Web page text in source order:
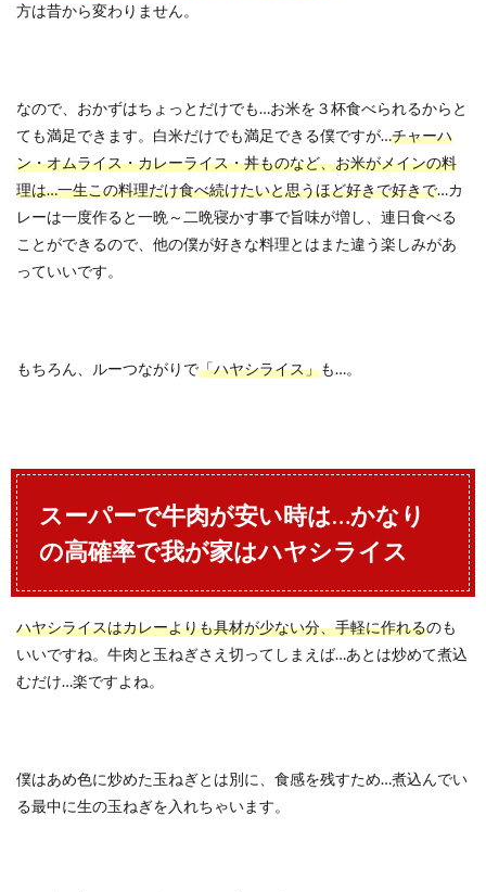
方は昔から変わりません。
なので、おかずはちょっとだけでも…お米を３杯食べられるからと
ても満足できます。白米だけでも満足できる僕ですが…チャーハ
ン・オムライス・カレーライス・丼ものなど、お米がメインの料
理は…一生この料理だけ食べ続けたいと思うほど好きで好きで…カ
レーは一度作ると一晩～二晩寝かす事で旨味が増し、連日食べる
ことができるので、他の僕が好きな料理とはまた違う楽しみがあ
っていいです。
もちろん、ルーつながりで「ハヤシライス」も…。
スーパーで牛肉が安い時は…かなり
の高確率で我が家はハヤシライス
ハヤシライスはカレーよりも具材が少ない分、手軽に作れるのも
いいですね。牛肉と玉ねぎさえ切ってしまえば…あとは炒めて煮込
むだけ…楽ですよね。
僕はあめ色に炒めた玉ねぎとは別に、食感を残すため…煮込んでい
る最中に生の玉ねぎを入れちゃいます。